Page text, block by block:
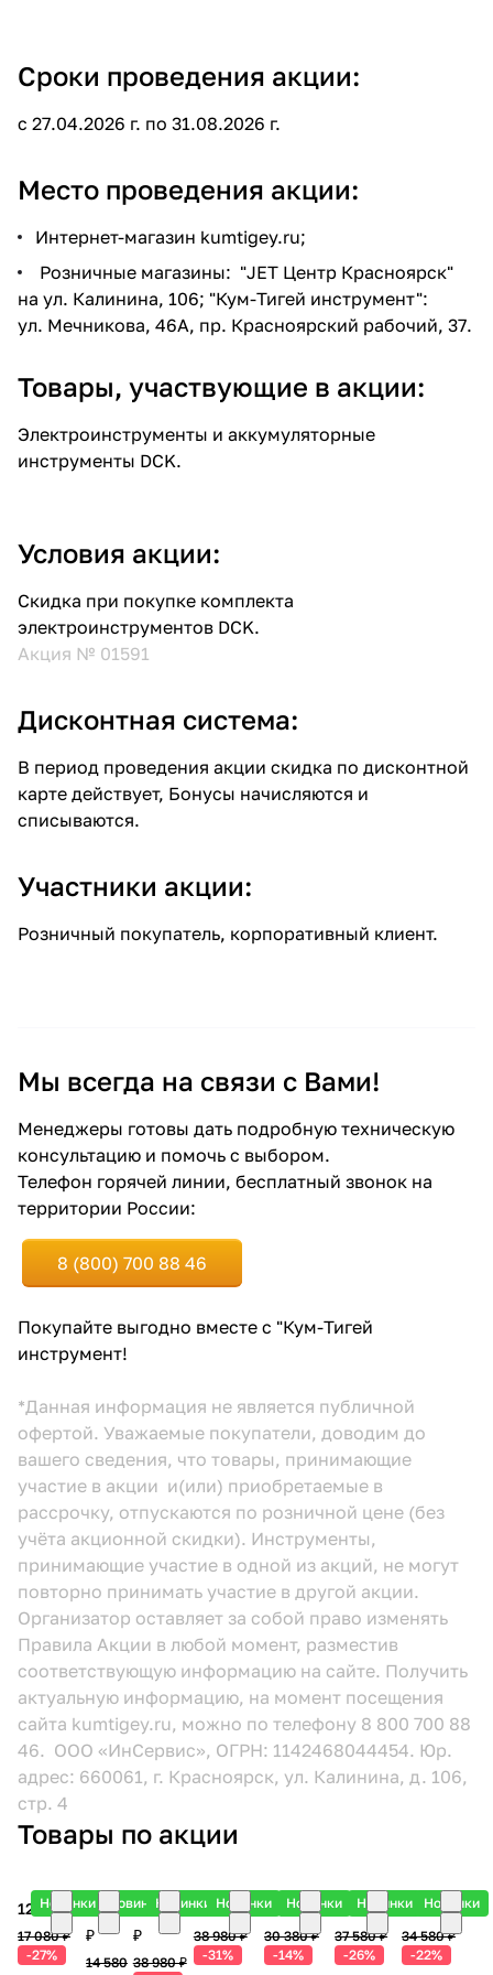
Сроки проведения акции:
с 27.04.2026 г. по 31.08.2026 г.
Место проведения акции:
Интернет-магазин kumtigey.ru;
Розничные магазины: "JET Центр Красноярск"
на ул. Калинина, 106; "Кум-Тигей инструмент":
ул. Мечникова, 46А, пр. Красноярский рабочий, 37.
Товары, участвующие в акции:
Электроинструменты и аккумуляторные
инструменты DCK.
Условия акции:
Скидка при покупке комплекта
электроинструментов DCK.
Акция № 01591
Дисконтная система:
В период проведения акции скидка по дисконтной
карте действует, Бонусы начисляются и
списываются.
Участники акции:
Розничный покупатель, корпоративный клиент.
Мы всегда на связи с Вами!
Менеджеры готовы дать подробную техническую
консультацию и помочь с выбором.
Телефон горячей линии, бесплатный звонок на
территории России:
8 (800) 700 88 46
Покупайте выгодно вместе с "Кум-Тигей
инструмент!
*Данная информация не является публичной
офертой. Уважаемые покупатели, доводим до
вашего сведения, что товары, принимающие
участие в акции и(или) приобретаемые в
рассрочку, отпускаются по розничной цене (без
учёта акционной скидки). Инструменты,
принимающие участие в одной из акций, не могут
повторно принимать участие в другой акции.
Организатор оставляет за собой право изменять
Правила Акции в любой момент, разместив
соответствующую информацию на сайте. Получить
актуальную информацию, на момент посещения
сайта kumtigey.ru, можно по телефону 8 800 700 88
46. ООО «ИнСервис», ОГРН: 1142468044454. Юр.
адрес: 660061, г. Красноярск, ул. Калинина, д. 106,
стр. 4
Товары по акции
Новинки
12 390 ₽
17 080 ₽
-27%
Новинки
10 590
₽
14 580
Новинки
29 990
₽
38 980 ₽
Новинки
26 990 ₽
38 980 ₽
-31%
Новинки
25 990 ₽
30 380 ₽
-14%
Новинки
27 990 ₽
37 580 ₽
-26%
Новинки
26 990 ₽
34 580 ₽
-22%